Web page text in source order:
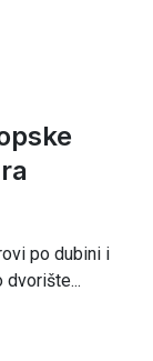
po dubini i
dvorište...